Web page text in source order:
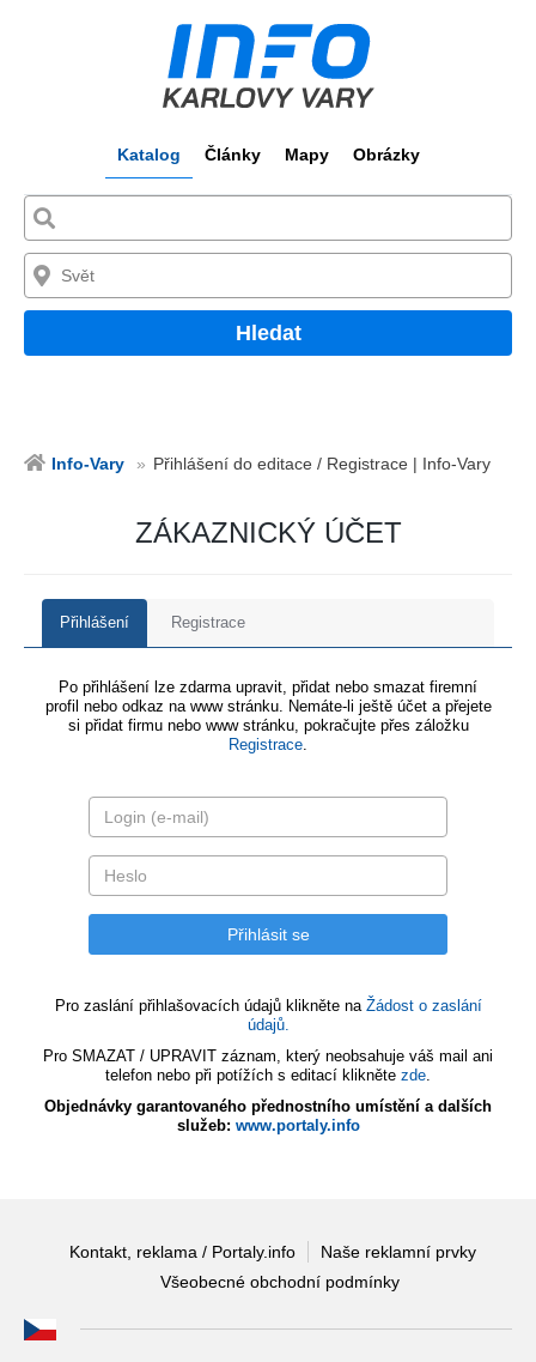
Katalog Články Mapy Obrázky
Hledat
Info-Vary Přihlášení do editace / Registrace | Info-Vary
ZÁKAZNICKÝ ÚČET
Přihlášení Registrace
Po přihlášení lze zdarma upravit, přidat nebo smazat firemní
profil nebo odkaz na www stránku. Nemáte-li ještě účet a přejete
si přidat firmu nebo www stránku, pokračujte přes záložku
Registrace.
Pro zaslání přihlašovacích údajů klikněte na Žádost o zaslání
údajů.
Pro SMAZAT / UPRAVIT záznam, který neobsahuje váš mail ani
telefon nebo při potížích s editací klikněte zde.
Objednávky garantovaného přednostního umístění a dalších
služeb: www.portaly.info
Kontakt, reklama / Portaly.info
Naše reklamní prvky
Všeobecné obchodní podmínky